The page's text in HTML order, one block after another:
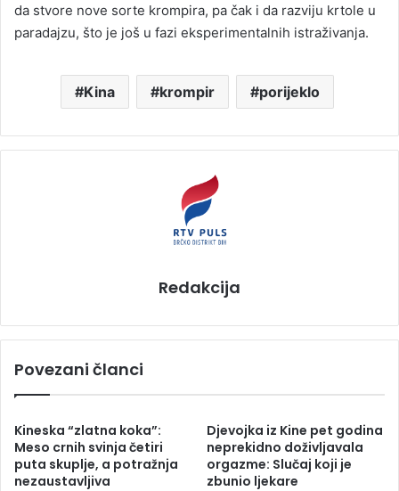
da stvore nove sorte krompira, pa čak i da razviju krtole u
paradajzu, što je još u fazi eksperimentalnih istraživanja.
Kina krompir porijeklo
Redakcija
Povezani članci
Kineska “zlatna koka”:
Meso crnih svinja četiri
puta skuplje, a potražnja
nezaustavljiva
Djevojka iz Kine pet godina
neprekidno doživljavala
orgazme: Slučaj koji je
zbunio ljekare